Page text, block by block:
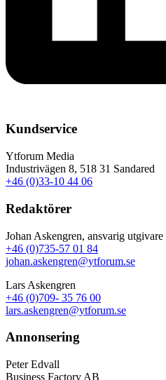
Kundservice
Ytforum Media
Industrivägen 8, 518 31 Sandared
+46 (0)33-10 44 06
Redaktörer
Johan Askengren, ansvarig utgivare
+46 (0)735-57 01 84
johan.askengren@ytforum.se
Lars Askengren
+46 (0)709- 35 76 00
lars.askengren@ytforum.se
Annonsering
Peter Edvall
Business Factory AB